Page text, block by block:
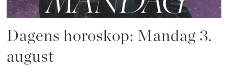
Dagens horoskop: Mandag 3.
august